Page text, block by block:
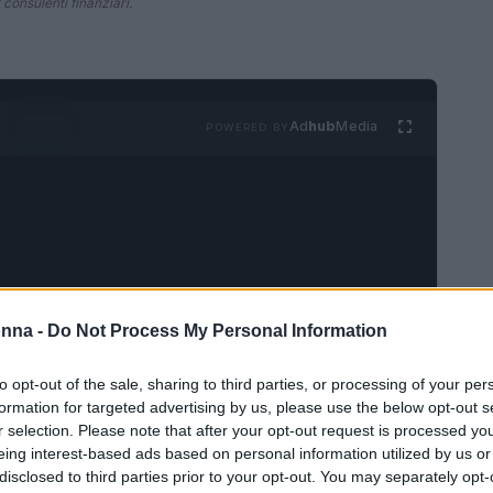
- Do Not Process My Personal Information
opt-out of the sale, sharing to third parties, or processing of your
for targeted advertising by us, please use the below opt-out
selection. Please note that after your opt-out request is processed
interest-based ads based on personal information utilized by us
to third parties prior to your opt-out. You may separately
AdhubMedia
nel settore finanziario
logistica e dei servizi finanziari, ha avviato
2024-2028, denominato “The Connecting
di ben 19.000 nuovi dipendenti, con